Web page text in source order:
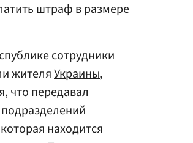
штраф в размере
сотрудники
жителяУкраины,
что передавал
находится